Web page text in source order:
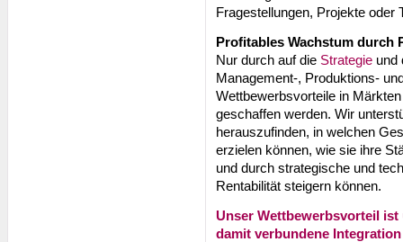
Fragestellungen, Projekte oder
Profitables Wachstum durch
Nur durch auf die Strategie und
Management-, Produktions-
Wettbewerbsvorteile in
geschaffen werden. Wir
herauszufinden, in welchen
erzielen können, wie sie ihre
und durch strategische und
Rentabilität steigern können.
Unser Wettbewerbsvorteil
damit verbundene